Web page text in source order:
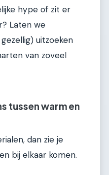
hype of zit er
Laten we
uitzoeken
van zoveel
tussen warm en
dan zie je
bij elkaar komen.